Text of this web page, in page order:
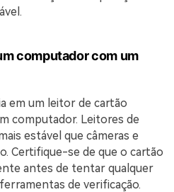
computador com um
em um leitor de cartão
computador. Leitores de
estável que câmeras e
Certifique-se de que o cartão
antes de tentar qualquer
de verificação.